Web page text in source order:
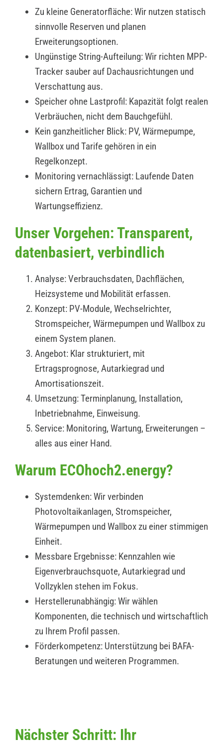
Zu kleine Generatorfläche: Wir nutzen statisch
sinnvolle Reserven und planen
Erweiterungsoptionen.
Ungünstige String-Aufteilung: Wir richten MPP-
Tracker sauber auf Dachausrichtungen und
Verschattung aus.
Speicher ohne Lastprofil: Kapazität folgt realen
Verbräuchen, nicht dem Bauchgefühl.
Kein ganzheitlicher Blick: PV, Wärmepumpe,
Wallbox und Tarife gehören in ein
Regelkonzept.
Monitoring vernachlässigt: Laufende Daten
sichern Ertrag, Garantien und
Wartungseffizienz.
Unser Vorgehen: Transparent,
datenbasiert, verbindlich
Analyse: Verbrauchsdaten, Dachflächen,
Heizsysteme und Mobilität erfassen.
Konzept: PV-Module, Wechselrichter,
Stromspeicher, Wärmepumpen und Wallbox zu
einem System planen.
Angebot: Klar strukturiert, mit
Ertragsprognose, Autarkiegrad und
Amortisationszeit.
Umsetzung: Terminplanung, Installation,
Inbetriebnahme, Einweisung.
Service: Monitoring, Wartung, Erweiterungen –
alles aus einer Hand.
Warum ECOhoch2.energy?
Systemdenken: Wir verbinden
Photovoltaikanlagen, Stromspeicher,
Wärmepumpen und Wallbox zu einer stimmigen
Einheit.
Messbare Ergebnisse: Kennzahlen wie
Eigenverbrauchsquote, Autarkiegrad und
Vollzyklen stehen im Fokus.
Herstellerunabhängig: Wir wählen
Komponenten, die technisch und wirtschaftlich
zu Ihrem Profil passen.
Förderkompetenz: Unterstützung bei BAFA-
Beratungen und weiteren Programmen.
Nächster Schritt: Ihr